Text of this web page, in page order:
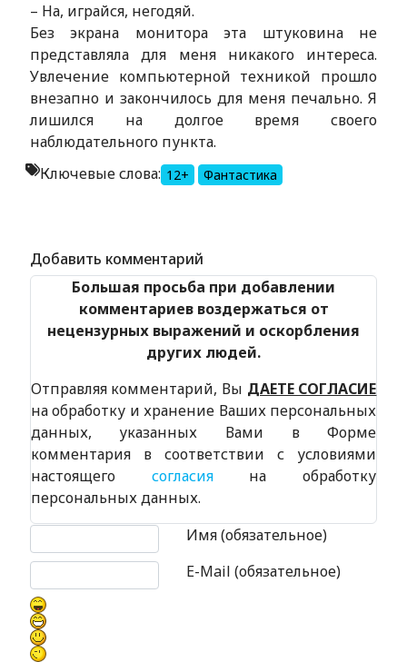
– На, играйся, негодяй.
Без экрана монитора эта штуковина не
представляла для меня никакого интереса.
Увлечение компьютерной техникой прошло
внезапно и закончилось для меня печально. Я
лишился на долгое время своего
наблюдательного пункта.
Ключевые слова: 12+ Фантастика
Добавить комментарий
Большая просьба при добавлении
комментариев воздержаться от
нецензурных выражений и оскорбления
других людей.
Отправляя комментарий, Вы ДАЕТЕ СОГЛАСИЕ
на обработку и хранение Ваших персональных
данных, указанных Вами в Форме
комментария в соответствии с условиями
настоящего согласияна обработку
персональных данных.
Имя (обязательное)
E-Mail (обязательное)
Текст комментария